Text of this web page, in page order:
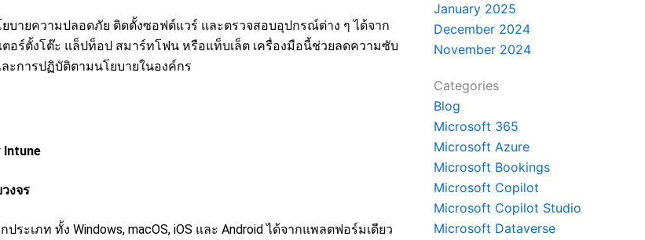
บายความปลอดภัย ติดตั้งซอฟต์แวร์ และตรวจสอบอุปกรณ์ต่าง ๆ ได้จาก
ตอร์ตั้งโต๊ะ แล็ปท็อป สมาร์ทโฟน หรือแท็บเล็ต เครื่องมือนี้ช่วยลดความซับ
ะการปฏิบัติตามนโยบายในองค์กร
Intune
งจร
ะเภท ทั้ง Windows, macOS, iOS และ Android ได้จากแพลตฟอร์มเดียว
January 2025
December 2024
November 2024
Categories
Blog
Microsoft 365
Microsoft Azure
Microsoft Bookings
Microsoft Copilot
Microsoft Copilot Studio
Microsoft Dataverse